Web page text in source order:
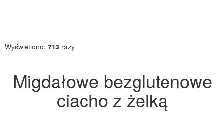
Wyświetlono: 713 razy
Migdałowe bezglutenowe
ciacho z żelką